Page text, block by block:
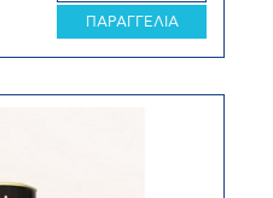
ΠΑΡΑΓΓΕΛΙΑ